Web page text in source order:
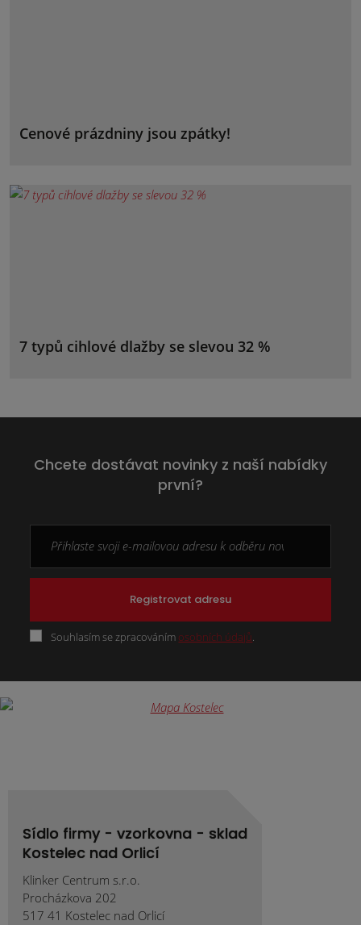
Cenové prázdniny jsou zpátky!
7 typů cihlové dlažby se slevou 32 %
Chcete dostávat novinky z naší nabídky
první?
Registrovat adresu
Souhlasím se zpracováním osobních údajů
Sídlo firmy - vzorkovna - sklad
Kostelec nad Orlicí
Klinker Centrum s.r.o.
Procházkova 202
517 41 Kostelec nad Orlicí